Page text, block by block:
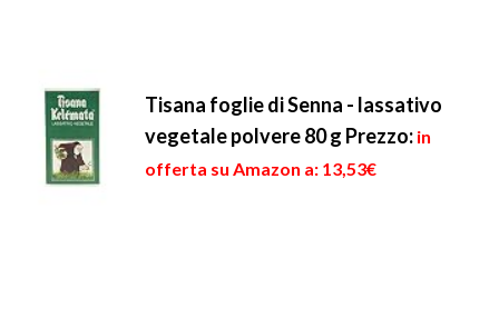
Tisana foglie di Senna - lassativo
vegetale polvere 80 g Prezzo: in
offerta su Amazon a: 13,53€